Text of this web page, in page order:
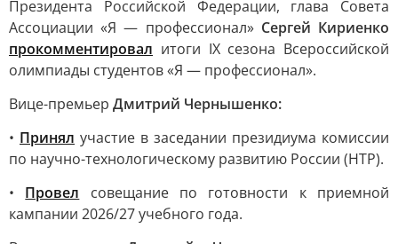
Президента Российской Федерации, глава Совета
Ассоциации «Я — профессионал» Сергей Кириенко
прокомментировал итоги IX сезона Всероссийской
олимпиады студентов «Я — профессионал».
Вице-премьер Дмитрий Чернышенко:
• Принял участие в заседании президиума комиссии
по научно-технологическому развитию России (НТР).
• Провел совещание по готовности к приемной
кампании 2026/27 учебного года.